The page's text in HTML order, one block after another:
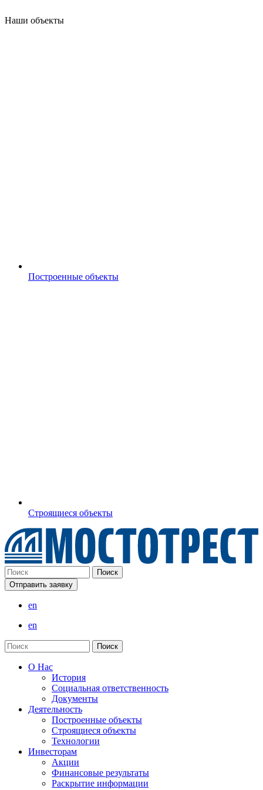
Наши объекты
Построенные объекты
Строящиеся объекты
Отправить заявку
en
en
О Нас
История
Социальная ответственность
Документы
Деятельность
Построенные объекты
Строящиеся объекты
Технологии
Инвесторам
Акции
Финансовые результаты
Раскрытие информации